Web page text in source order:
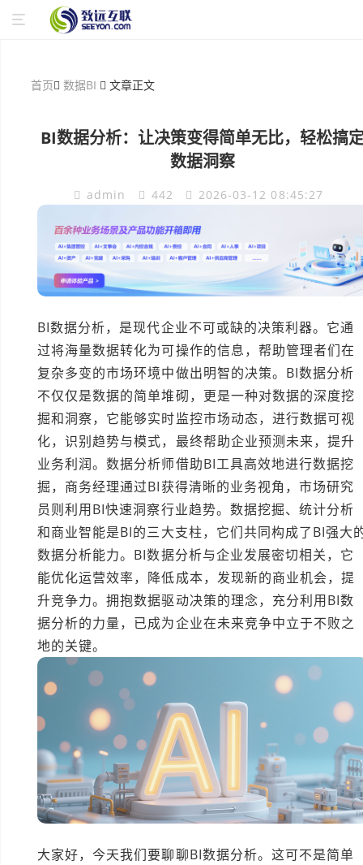
首页 数据BI 文章正文
BI数据分析：让决策变得简单无比，轻松搞
数据洞察
admin 442 2026-03-12 08:45:27
BI数据分析，是现代企业不可或缺的决策利器。它通
过将海量数据转化为可操作的信息，帮助管理者们在
复杂多变的市场环境中做出明智的决策。BI数据分析
不仅仅是数据的简单堆砌，更是一种对数据的深度挖
掘和洞察，它能够实时监控市场动态，进行数据可视
化，识别趋势与模式，最终帮助企业预测未来，提升
业务利润。数据分析师借助BI工具高效地进行数据挖
掘，商务经理通过BI获得清晰的业务视角，市场研究
员则利用BI快速洞察行业趋势。数据挖掘、统计分析
和商业智能是BI的三大支柱，它们共同构成了BI强大
数据分析能力。BI数据分析与企业发展密切相关，它
能优化运营效率，降低成本，发现新的商业机会，提
升竞争力。拥抱数据驱动决策的理念，充分利用BI数
据分析的力量，已成为企业在未来竞争中立于不败之
地的关键。
大家好，今天我们要聊聊BI数据分析。这可不是简单